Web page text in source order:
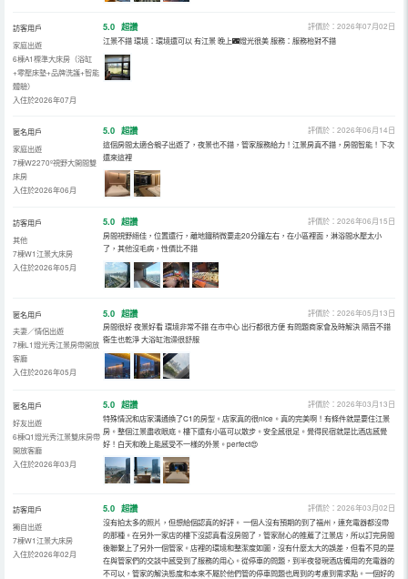
訪客用戶
家庭出遊
6棟A1標準大床房（浴缸
+零壓床墊+品牌洗護+智能
體驗）
入住於2026年07月
5.0 超讚
評價於：2026年07月02日
江景不錯 環境：環境還可以 有江景 晚上🌃燈光很美 服務：服務枱對不錯
匿名用戶
家庭出遊
7棟W2270º視野大開間雙
床房
入住於2026年06月
5.0 超讚
評價於：2026年06月14日
這個房間太適合親子出遊了，夜景也不錯，管家服務給力！江景房真不錯，房間智能！下次
還來這裡
訪客用戶
其他
7棟W1江景大床房
入住於2026年05月
5.0 超讚
評價於：2026年06月15日
房間視野絕佳，位置還行，離地鐵稍微要走20分鐘左右，在小區裡面，淋浴間水壓太小
了，其他沒毛病，性價比不錯
匿名用戶
夫妻／情侶出遊
7棟L1燈光秀江景房帶開放
客廳
入住於2026年05月
5.0 超讚
評價於：2026年05月13日
房間很好 夜景好看 環境非常不錯 在市中心 出行都很方便 有問題商家會及時解決 隔音不錯
衞生也乾淨 大浴缸泡澡很舒服
匿名用戶
好友出遊
6棟Q1燈光秀江景雙床房帶
開放客廳
入住於2026年03月
5.0 超讚
評價於：2026年03月13日
特殊情況和店家溝通換了C1的房型。店家真的很nice。真的完美啊！有條件就是要住江景
房。整個江景盡收眼底。樓下還有小區可以散步。安全感很足。覺得民宿就是比酒店感覺
好！白天和晚上能感受不一樣的外景。perfect😍
訪客用戶
獨自出遊
7棟W1江景大床房
入住於2026年02月
5.0 超讚
評價於：2026年03月02日
沒有拍太多的照片，但想給個認真的好評。 一個人沒有預期的到了福州，連充電器都沒帶
的那種。在另外一家店的樓下沒認真看沒房間了，管家耐心的推薦了江景店，所以訂完房間
後聯繫上了另外一個管家。店裡的環境和整潔度如圖，沒有什麼太大的誤差，但看不見的是
在與管家們的交談中感受到了服務的用心。從停車的問題，到半夜發現酒店備用的充電器的
不可以，管家的解決態度和本來不屬於他們管的停車問題也周到的考慮到需求點。一個好的